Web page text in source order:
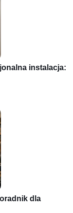
instalacja:
dla